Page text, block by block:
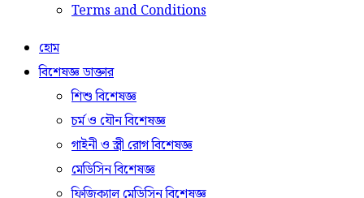
Terms and Conditions
হোম
বিশেষজ্ঞ ডাক্তার
শিশু বিশেষজ্ঞ
চর্ম ও যৌন বিশেষজ্ঞ
গাইনী ও স্ত্রী রোগ বিশেষজ্ঞ
মেডিসিন বিশেষজ্ঞ